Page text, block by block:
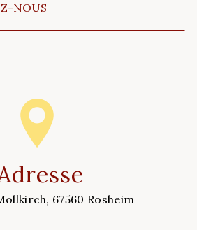
NOUS
67560 Rosheim